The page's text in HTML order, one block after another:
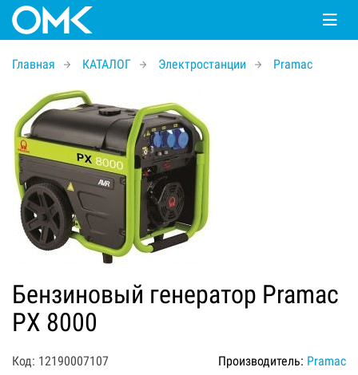
Главная КАТАЛОГ Электростанции Pramac
Бензиновый генератор Pramac
PX 8000
Код: 12190007107 Производитель: Pramac